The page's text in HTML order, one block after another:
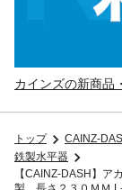
カインズの新商品
トップ CAINZ-
鉄製水平器
【CAINZ-DASH】